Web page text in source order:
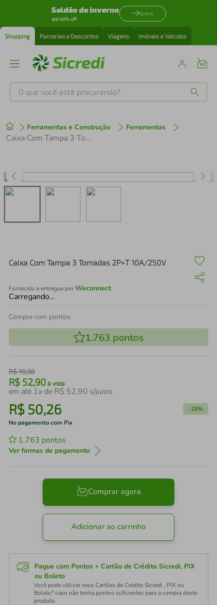
Saldão de inverno
até 40% off
Quero
Shopping Parcerias e Descontos Viagens Imóveis e Veículos
O que você está procurando?
Ferramentas e Construção Ferramentas
Caixa Com Tampa 3 Tomadas 2P+T 10A/250V
Caixa Com Tampa 3 Tomadas 2P+T 10A/250V
Fornecido e entregue porWeconnect
Carregando…
Compre com pontos:
1.763 pontos
R$70,00
R$ 52,90 à vista
em até 1x de R$ 52,90 s/juros
R$ 50,26 -28%
No pagamento com Pix
1.763 pontos
Ver formas de pagamento
Comprar agora
Adicionar ao carrinho
Pague com Pontos + Cartão de Crédito Sicredi, PIX
ou Boleto
Você pode utilizar seus Cartões de Crédito Sicredi , PIX ou
Boleto* caso não tenha pontos suficientes para a compra deste
produto.
1º tenis
perfume